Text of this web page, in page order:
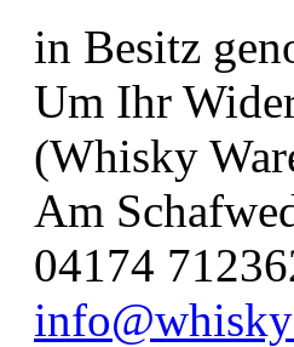
in Besitz
Um Ihr
(Whisky
Am
04174